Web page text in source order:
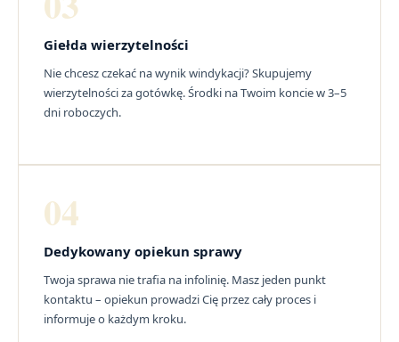
Giełda wierzytelności
Nie chcesz czekać na wynik windykacji? Skupujemy
wierzytelności za gotówkę. Środki na Twoim koncie w 3–5
dni roboczych.
04
Dedykowany opiekun sprawy
Twoja sprawa nie trafia na infolinię. Masz jeden punkt
kontaktu – opiekun prowadzi Cię przez cały proces i
informuje o każdym kroku.